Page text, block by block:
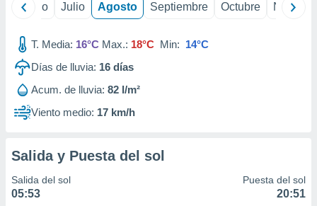
Junio Julio Agosto Septiembre Octubre
T. Media: 16°C Max.: 18°C Min: 14°C
Días de lluvia: 16 días
Acum. de lluvia: 82 l/m²
Viento medio: 17 km/h
Salida y Puesta del sol
Salida del sol
05:53
Puesta del sol
20:51